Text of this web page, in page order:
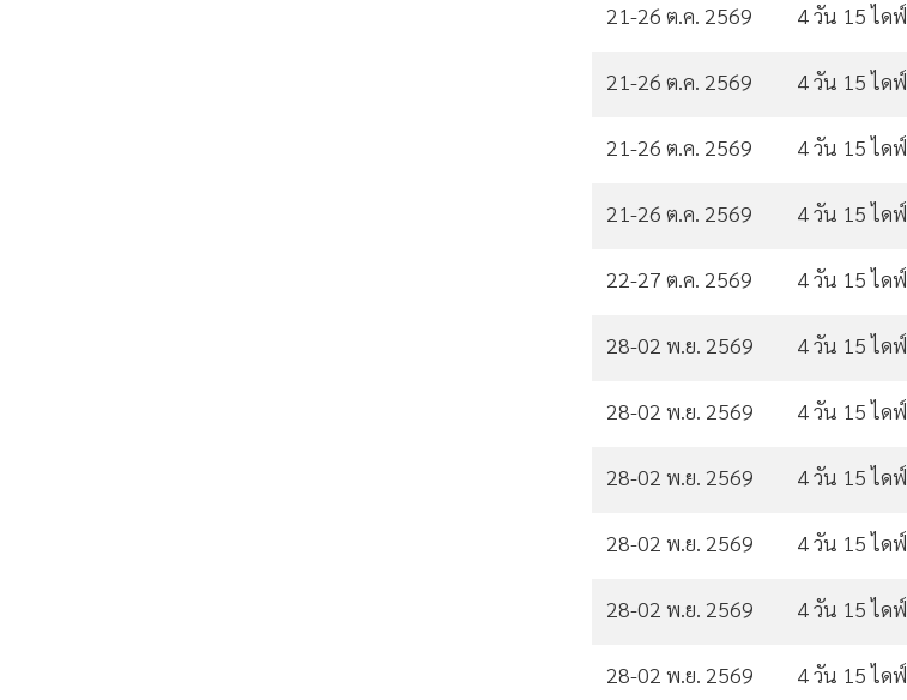
21-26 ต.ค. 2569 4 วัน 15 ไดฟ์
21-26 ต.ค. 2569 4 วัน 15 ไดฟ์
21-26 ต.ค. 2569 4 วัน 15 ไดฟ์
21-26 ต.ค. 2569 4 วัน 15 ไดฟ์
22-27 ต.ค. 2569 4 วัน 15 ไดฟ์
28-02 พ.ย. 2569 4 วัน 15 ไดฟ์
28-02 พ.ย. 2569 4 วัน 15 ไดฟ์
28-02 พ.ย. 2569 4 วัน 15 ไดฟ์
28-02 พ.ย. 2569 4 วัน 15 ไดฟ์
28-02 พ.ย. 2569 4 วัน 15 ไดฟ์
28-02 พ.ย. 2569 4 วัน 15 ไดฟ์